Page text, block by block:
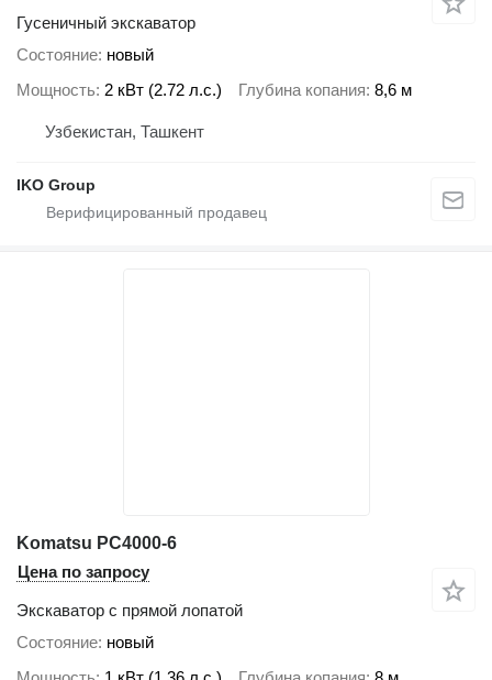
Гусеничный экскаватор
Состояние новый
Мощность 2 кВт (2.72 л.с.) Глубина копания 8,6 м
Узбекистан, Ташкент
IKO Group
Komatsu PC4000-6
Цена по запросу
Экскаватор с прямой лопатой
Состояние новый